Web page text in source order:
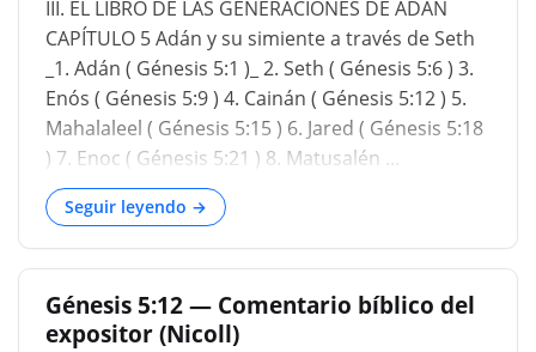
le habría dado la oportunidad de casarse con
una hermana de noventa años. Ahí no habría
ningún problema. Y fueron los días de Adán,
después que engendró a Set, ochocientos años;
y engendró hijos e hijas. Y los días que vivió Adán
III. EL LIBRO DE LAS GENERACIONES DE ADÁN
CAPÍTULO 5 Adán y su simiente a través de Seth
_1. Adán ( Génesis 5:1 )_ 2. Seth ( Génesis 5:6 ) 3.
Enós ( Génesis 5:9 ) 4. Cainán ( Génesis 5:12 ) 5.
Mahalaleel ( Génesis 5:15 ) 6. Jared ( Génesis 5:18
) 7. Enoc ( Génesis 5:21 ) 8. Matusalén ...
Seguir leyendo →
Génesis 5:12 — Comentario bíblico del
expositor (Nicoll)